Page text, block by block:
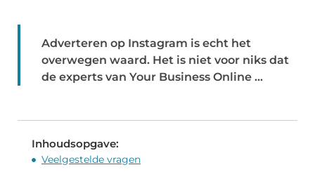
Adverteren op Instagram is echt het
overwegen waard. Het is niet voor niks dat
de experts van Your Business Online ...
Inhoudsopgave:
Veelgestelde vragen